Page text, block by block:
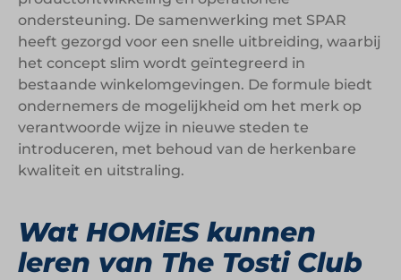
ondersteuning. De samenwerking met SPAR
heeft gezorgd voor een snelle uitbreiding, waarbij
het concept slim wordt geïntegreerd in
bestaande winkelomgevingen. De formule biedt
ondernemers de mogelijkheid om het merk op
verantwoorde wijze in nieuwe steden te
introduceren, met behoud van de herkenbare
kwaliteit en uitstraling.
Wat HOMiES kunnen
leren van The Tosti Club